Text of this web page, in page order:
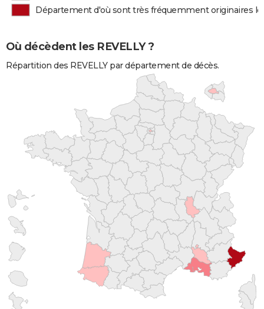
Département d'où sont très fréquemment originaires
Où décèdent les REVELLY ?
Répartition des REVELLY par département de décès.